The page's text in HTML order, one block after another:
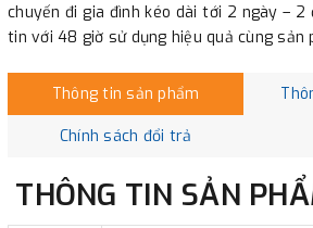
chuyến đi gia đình kéo dài tới 2 ngày – 2
tin với 48 giờ sử dụng hiệu quả cùng sản
Thông tin sản phẩm
Chính sách đổi trả
THÔNG TIN SẢN